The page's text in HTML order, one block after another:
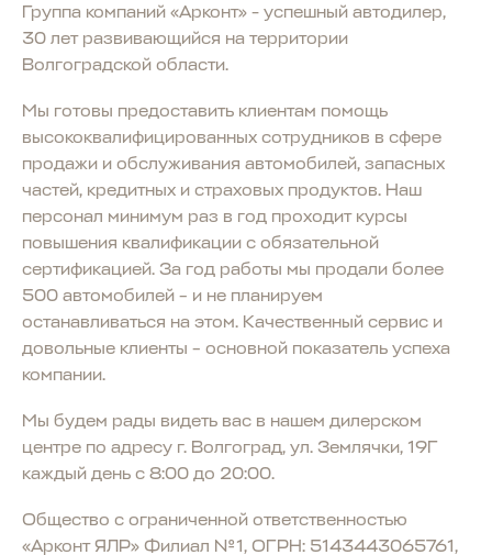
Группа компаний «Арконт» - успешный автодилер,
30 лет развивающийся на территории
Волгоградской области.
Мы готовы предоставить клиентам помощь
высококвалифицированных сотрудников в сфере
продажи и обслуживания автомобилей, запасных
частей, кредитных и страховых продуктов. Наш
персонал минимум раз в год проходит курсы
повышения квалификации с обязательной
сертификацией. За год работы мы продали более
500 автомобилей – и не планируем
останавливаться на этом. Качественный сервис и
довольные клиенты – основной показатель успеха
компании.
Мы будем рады видеть вас в нашем дилерском
центре по адресу г. Волгоград, ул. Землячки, 19Г
каждый день с 8:00 до 20:00.
Общество с ограниченной ответственностью
«Арконт ЯЛР» Филиал №1, ОГРН: 5143443065761,